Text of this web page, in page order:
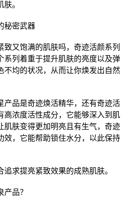
。
秘密武器
致又饱满的肌肤吗，奇迹活颜系列
系列着重于提升肌肤的亮度以及弹
不均的状况，从而让你焕发出自然
产品是奇迹焕活精华，还有奇迹活
高浓度活性成分，它能够深入到肌
肌肤变得更加明亮且有生气，奇迹
效，它能帮助锁住水分，以此保持
求提亮紧致效果的成熟肌肤。
品？